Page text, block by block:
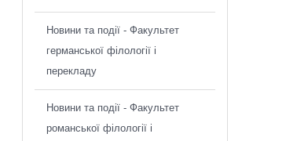
Новини та події - Факультет
германської філології і
перекладу
Новини та події - Факультет
романської філології і